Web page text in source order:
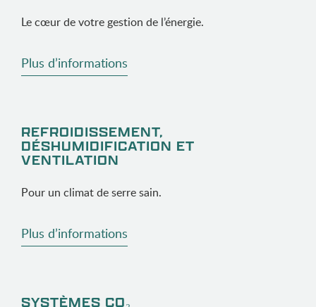
Le cœur de votre gestion de l’énergie.
Plus d’informations
REFROIDISSEMENT,
DÉSHUMIDIFICATION ET
VENTILATION
Pour un climat de serre sain.
Plus d’informations
SYSTÈMES CO₂